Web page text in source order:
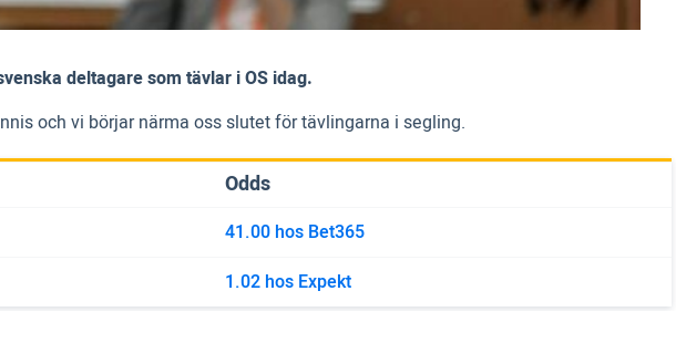
deltagare som tävlar i OS idag.
och vi börjar närma oss slutet för tävlingarna i segling.
Odds
41.00 hos Bet365
1.02 hos Expekt